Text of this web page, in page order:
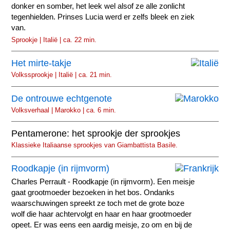
donker en somber, het leek wel alsof ze alle zonlicht
tegenhielden. Prinses Lucia werd er zelfs bleek en ziek
van.
Sprookje | Italië | ca. 22 min.
Het mirte-takje
Volkssprookje | Italië | ca. 21 min.
De ontrouwe echtgenote
Volksverhaal | Marokko | ca. 6 min.
Pentamerone: het sprookje der sprookjes
Klassieke Italiaanse sprookjes van Giambattista Basile.
Roodkapje (in rijmvorm)
Charles Perrault - Roodkapje (in rijmvorm). Een meisje
gaat grootmoeder bezoeken in het bos. Ondanks
waarschuwingen spreekt ze toch met de grote boze
wolf die haar achtervolgt en haar en haar grootmoeder
opeet. Er was eens een aardig meisje, zo om en bij de